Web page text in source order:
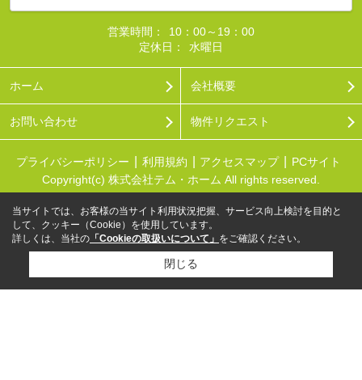
営業時間：
10：00～19：00
定休日：
水曜日
ホーム 会社概要
お問い合わせ 物件リクエスト
プライバシーポリシー 利用規約 アクセスマップ
PCサイト
Copyright(c) 株式会社テム・ホーム All rights reserved.
当サイトでは、お客様の当サイト利用状況把握、サービス向上検討を目的と
して、クッキー（Cookie）を使用しています。
詳しくは、当社の 「Cookieの取扱いについて」 をご確認ください。
閉じる